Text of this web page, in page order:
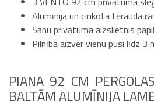
Alumīnija un cinkota tērauda
Sānu privātuma aizslietnis
Pilnībā aizver vienu pusi līdz 3
PIANA 92 CM
BALTĀM ALUMĪNIJA